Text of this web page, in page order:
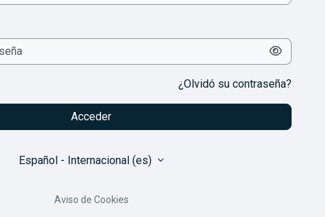
¿Olvidó su contraseña?
Acceder
Español - Internacional ‎(es)‎
Aviso de Cookies